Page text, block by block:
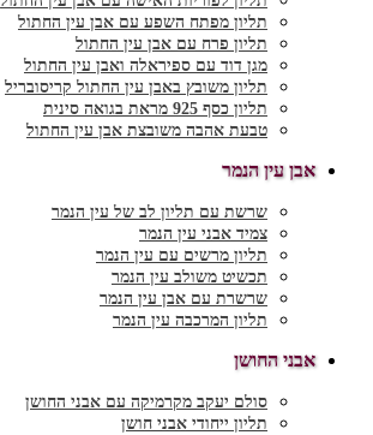
תליון מפתח השפע עם אבן עין החתול
תליון פרח עם אבן עין החתול
מגן דוד עם ספיראלה ואבן עין החתול
תליון משובץ באבן עין החתול קריסובריל
תליון כסף 925 מראת בגואה סינית
טבעת אהבה משובצת אבן עין החתול
אבן עין הנמר
שרשת עם תליון לב של עין הנמר
צמיד אבני עין הנמר
תליון מרשים עם עין הנמר
תכשיט משולב עין הנמר
שרשרת עם אבן עין הנמר
תליון המרכבה עין הנמר
אבני החושן
סולם יעקב מקרמיקה עם אבני החושן
תליון ייחודי אבני חושן